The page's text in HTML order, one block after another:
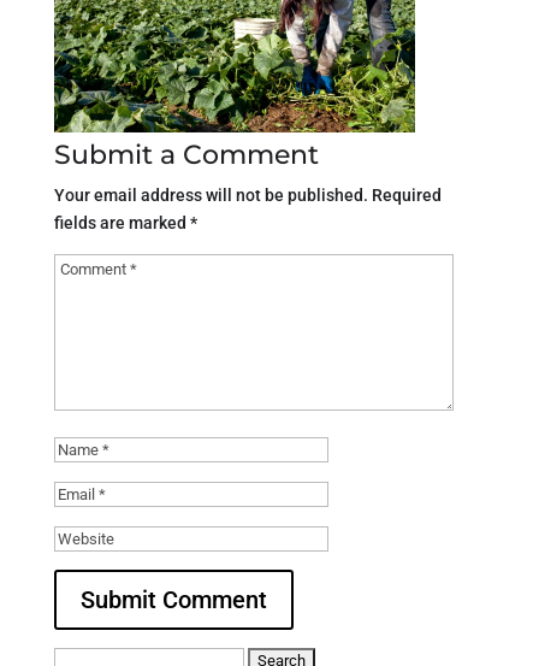
Submit a Comment
Your email address will not be published. Required
fields are marked *